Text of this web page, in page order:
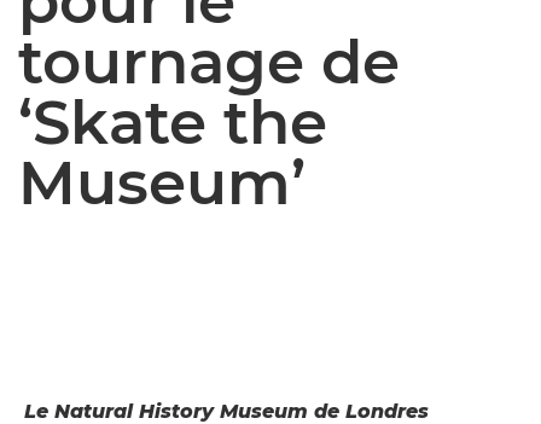
tournage de
‘Skate the
Museum’
Le Natural History Museum de Londres